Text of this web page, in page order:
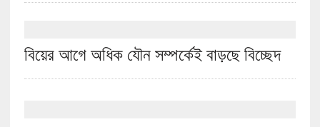
বিয়ের আগে অধিক যৌন সম্পর্কেই বাড়ছে বিচ্ছেদ